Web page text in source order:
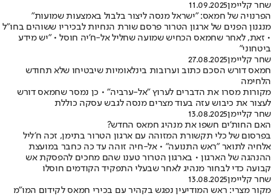
שחר קליימן11.09.2025
הפרנויה של חמאס: "ישראל מנסה ליצור בלבול באמצעות שמועות"
מנגנון הפנים של ארגון הטרור פרסם שורת הנחיות לבכיריו ששוהים בחו"ל
• זאת, לאחר שחמאס הכחיש שמועה שחליל אל-ח'יה חוסל • "יש מידע
ביטחוני"
שחר קליימן27.08.2025
חמאס דורש הסכם כתוב וערובות בינלאומיות שיבטיחו שלא תחודש
הלחימה
מקורות מסרו את הדברים לערוץ "אל-ערביה" • כן נמסר שחמאס דורש
לעצור את כיבוש עזה בעוד מצרים מנסה לגבש עסקה כוללת
שחר קליימן13.08.2025
האם החות'ים חשפו את מנהיג חמאס החדש?
בפרסום של כלי תקשורת המזוהה עם ארגון הטרור בתימן, זכה ח'ליל
אלחיה לתואר "ראש התנועה" • אל-חיה זוהה עד כה כחבר במועצת
ההנהגה של הארגון • בארגון הטרור טענו שהם מחכים להפסקת אש
קבועה כדי לבחור מנהיג לאחר שבעלי התפקיד הקודמים חוסלו
שחר קליימן13.08.2025
מקור מצרי: ראש המודיעין נפגש בקהיר עם בכירי חמאס לקידום המו"מ